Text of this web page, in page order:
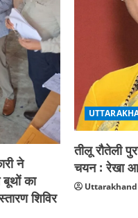
ने
का
शिविर
तीलू रौतेली
चयन : रेखा